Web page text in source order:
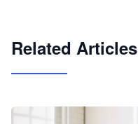
Related Articles